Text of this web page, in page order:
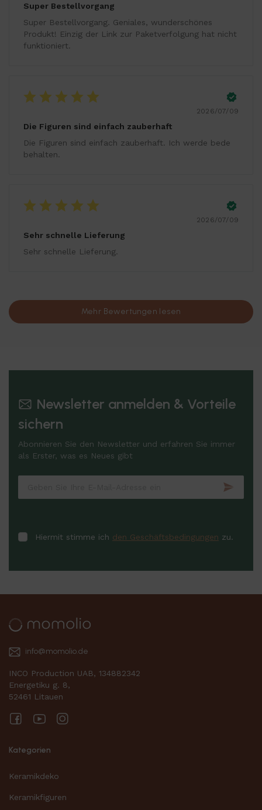
Super Bestellvorgang
Super Bestellvorgang. Geniales, wunderschönes
Produkt! Einzig der Link zur Paketverfolgung hat nicht
funktioniert.
2026/07/09
Die Figuren sind einfach zauberhaft
Die Figuren sind einfach zauberhaft. Ich werde bede
behalten.
2026/07/09
Sehr schnelle Lieferung
Sehr schnelle Lieferung.
Mehr Bewertungen lesen
Newsletter anmelden & Vorteile
sichern
Abonnieren Sie den Newsletter und erfahren Sie immer
als Erster, was es Neues gibt
Hiermit stimme ich den Geschäftsbedingungen zu.
info@momolio.de
INCO Production UAB, 134882342
Energetiku g. 8,
52461 Litauen
FacebookYouTube
Kategorien
Keramikdeko
Keramikfiguren